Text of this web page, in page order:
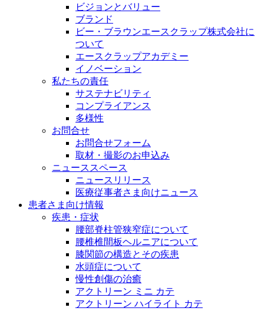
ビジョンとバリュー
ブランド
ビー・ブラウンエースクラップ株式会社に
ついて
エースクラップアカデミー
イノベーション
私たちの責任
サステナビリティ
コンプライアンス
多様性
お問合せ
お問合せフォーム
取材・撮影のお申込み
ニューススペース
ニュースリリース
医療従事者さま向けニュース
患者さま向け情報
疾患・症状
腰部脊柱管狭窄症について
腰椎椎間板ヘルニアについて
膝関節の構造とその疾患
水頭症について
慢性創傷の治癒
アクトリーン ミニ カテ
アクトリーン ハイライト カテ